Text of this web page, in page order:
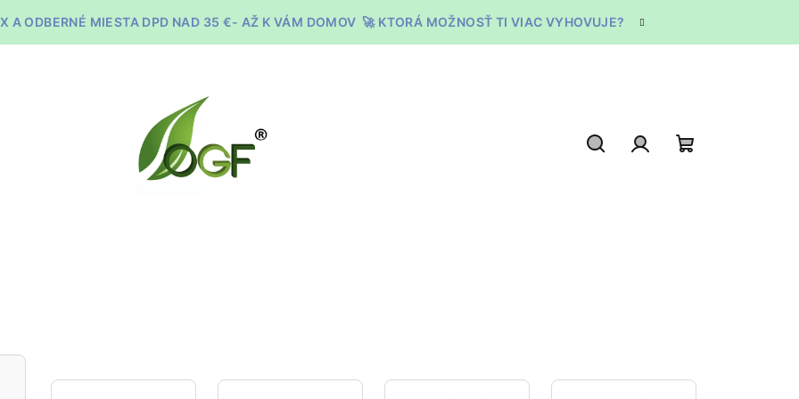
A ODBERNÉ MIESTA DPD NAD 35 €- AŽ K VÁM DOMOV 🚀 KTORÁ MOŽNOSŤ TI VIAC VYHOVUJE?